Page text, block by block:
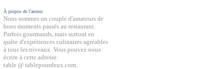
À propos de l'auteur
Nous sommes un couple d'amateurs de
bons moments passés au restaurant.
Parfois gourmands, mais surtout en
quête d'expériences culinaires agréables
à tous les niveaux. Vous pouvez nous
écrire à cette adresse:
table @ tablepourdeux.com.